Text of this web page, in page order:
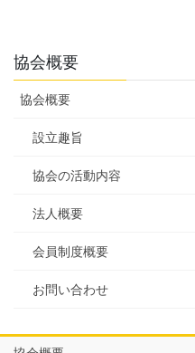
協会概要
協会概要
設立趣旨
協会の活動内容
法人概要
会員制度概要
お問い合わせ